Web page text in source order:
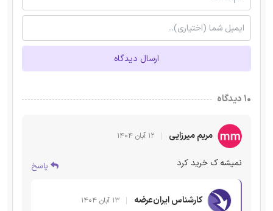
ارسال دیدگاه
۱۰ دیدگاه
مریم میرزایی ۱۲ آبان ۱۴۰۴
نمیشه ک خرید کرد پاسخ
کارشناس ایران‌عرضه ۱۳ آبان ۱۴۰۴